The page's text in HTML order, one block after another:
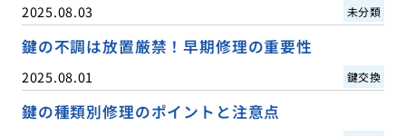
2025.08.03 未分類
鍵の不調は放置厳禁！早期修理の重要性
2025.08.01 鍵交換
鍵の種類別修理のポイントと注意点